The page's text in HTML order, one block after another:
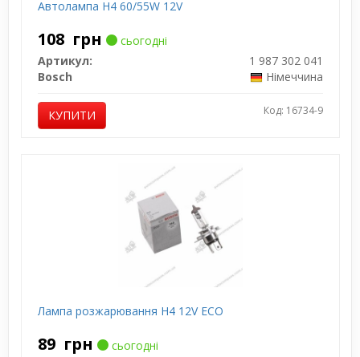
Автолампа H4 60/55W 12V
108 грн
сьогодні
Артикул:
1 987 302 041
Bosch
Німеччина
КУПИТИ Код: 16734-9
Лампа розжарювання H4 12V ECO
89 грн
сьогодні